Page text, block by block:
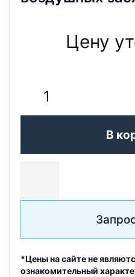
Цену
В
*Цены на сайте не
ознакомительный